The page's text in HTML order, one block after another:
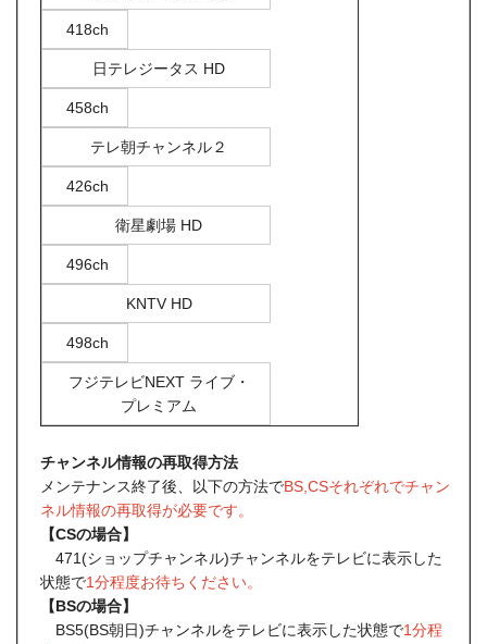
418ch
日テレジータス HD
458ch
テレ朝チャンネル２
426ch
衛星劇場 HD
496ch
KNTV HD
498ch
フジテレビNEXT ライブ・
プレミアム
チャンネル情報の再取得方法
メンテナンス終了後、以下の方法でBS,CSそれぞれでチャン
ネル情報の再取得が必要です。
【CSの場合】
471(ショップチャンネル)チャンネルをテレビに表示した
状態で1分程度お待ちください。
【BSの場合】
BS5(BS朝日)チャンネルをテレビに表示した状態で1分程